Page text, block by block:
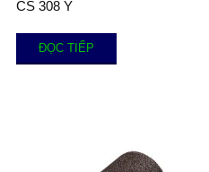
CS 308 Y
ĐỌC TIẾP